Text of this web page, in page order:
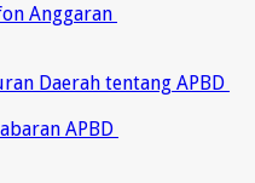
Anggaran
Daerah tentang APBD
APBD